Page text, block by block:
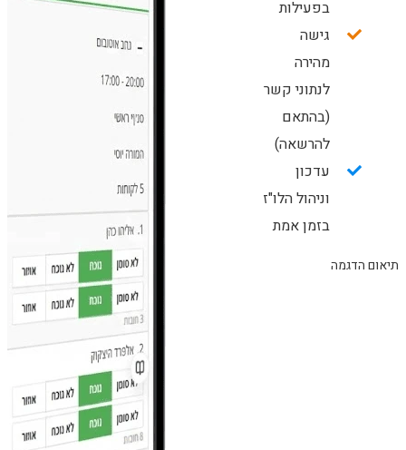
בפעילות
גישה
מהירה
לנתוני קשר
(בהתאם
להרשאה)
עדכון
וניהול הלו"ז
בזמן אמת
תיאום הדגמה